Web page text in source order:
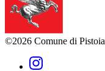
©2026 Comune di Pistoia